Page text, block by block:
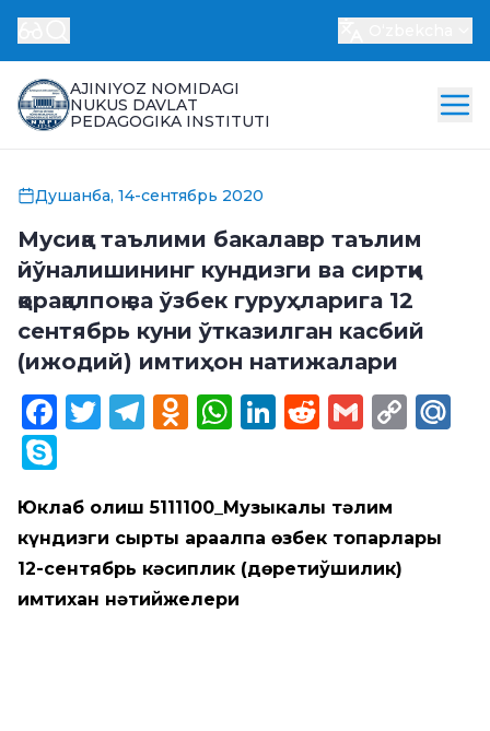
AJINIYOZ NOMIDAGI
NUKUS DAVLAT
PEDAGOGIKA INSTITUTI
Душанба, 14-сентябрь 2020
Мусиқа таълими бакалавр таълим
йўналишининг кундизги ва сиртқи
қорақалпоқ ва ўзбек гуруҳларига 12
сентябрь куни ўтказилган касбий
(ижодий) имтиҳон натижалари
Facebook
Twitter
Telegram
Odnoklassniki
WhatsApp
LinkedIn
Reddit
Gmail
Юклаб олиш 5111100_Музыкалық тәлим
күндизги сыртқы қарақалпақ өзбек топарлары
12-сентябрь кәсиплик (дөретиўшилик)
имтихан нәтийжелери